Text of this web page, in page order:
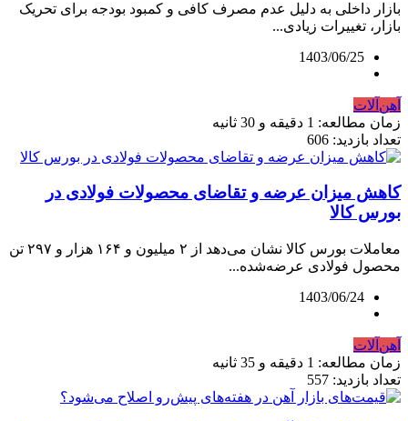
بازار داخلی به دلیل عدم مصرف کافی و کمبود بودجه برای تحریک
بازار، تغییرات زیادی...
1403/06/25
آهن‌آلات
زمان مطالعه: 1 دقیقه و 30 ثانیه
تعداد بازدید: 606
کاهش میزان عرضه و تقاضای محصولات فولادی در
بورس کالا
معاملات بورس کالا نشان می‌دهد از ۲ میلیون و ۱۶۴ هزار و ۲۹۷ تن
محصول فولادی عرضه‌شده...
1403/06/24
آهن‌آلات
زمان مطالعه: 1 دقیقه و 35 ثانیه
تعداد بازدید: 557